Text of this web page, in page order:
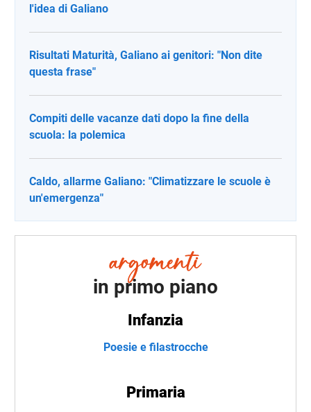
l'idea di Galiano
Risultati Maturità, Galiano ai genitori: "Non dite
questa frase"
Compiti delle vacanze dati dopo la fine della
scuola: la polemica
Caldo, allarme Galiano: "Climatizzare le scuole è
un'emergenza"
in primo piano
Infanzia
Poesie e filastrocche
Primaria